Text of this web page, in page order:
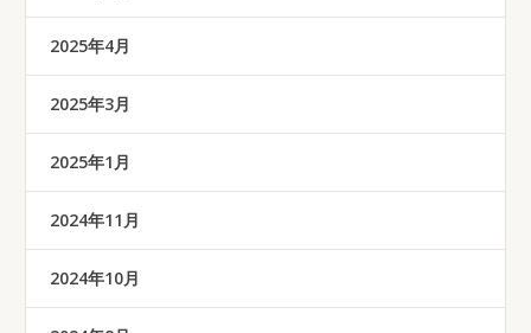
2025年4月
2025年3月
2025年1月
2024年11月
2024年10月